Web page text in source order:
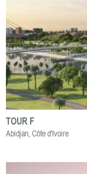
TOUR F
Abidjan, Côte d'Ivoire